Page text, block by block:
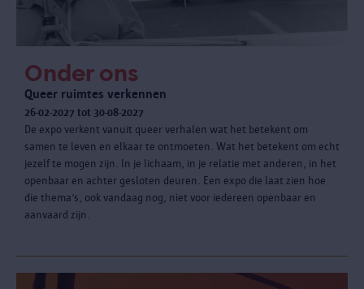
Onder ons
Queer ruimtes verkennen
26-02-2027 tot 30-08-2027
De expo verkent vanuit queer verhalen wat het betekent om
samen te leven en elkaar te ontmoeten. Wat het betekent om echt
jezelf te mogen zijn. In je lichaam, in je relatie met anderen, in het
openbaar en achter gesloten deuren. Een expo die laat zien hoe
die thema’s, ook vandaag nog, niet voor iedereen openbaar en
aanvaard zijn.